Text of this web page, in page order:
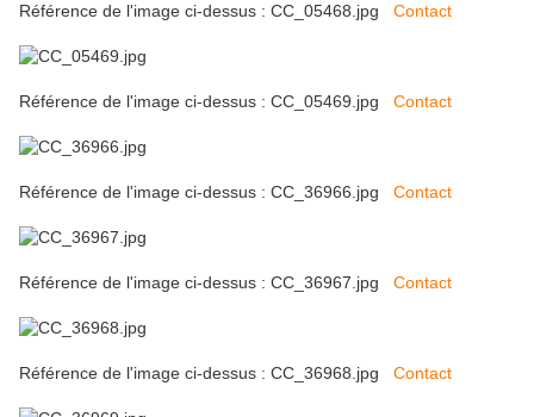
Référence de l'image ci-dessus : CC_05468.jpg Contact
Référence de l'image ci-dessus : CC_05469.jpg Contact
Référence de l'image ci-dessus : CC_36966.jpg Contact
Référence de l'image ci-dessus : CC_36967.jpg Contact
Référence de l'image ci-dessus : CC_36968.jpg Contact